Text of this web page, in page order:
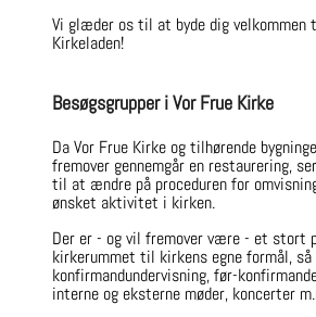
Vi glæder os til at byde dig velkommen
Kirkeladen!
Besøgsgrupper i Vor Frue Kirke
Da Vor Frue Kirke og tilhørende
fremover gennemgår en restaurering,
til at ændre på proceduren for
ønsket aktivitet i kirken.
Der er - og vil fremover være - et stort
kirkerummet til kirkens egne formål, så
konfirmandundervisning, før-
interne og eksterne møder, koncerter